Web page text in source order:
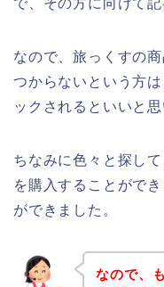
なので、旅っくすの
つからないという方
ックされるといいと
ちなみに色々と探し
を購入することがで
ができました。
なので、